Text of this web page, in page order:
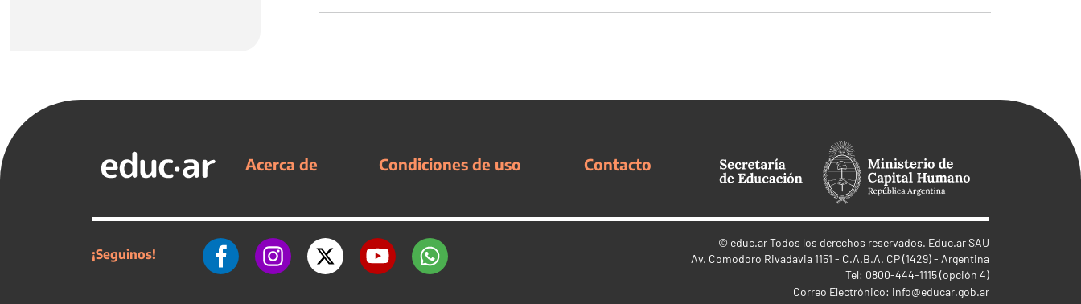
Acerca de Condiciones de uso Contacto
¡Seguinos!
© educ.arTodos los derechos reservados. Educ.ar SAU
Av. Comodoro Rivadavia 1151 - C.A.B.A. CP (1429) - Argentina
Tel: 0800-444-1115 (opción 4)
Correo Electrónico: info@educar.gob.ar